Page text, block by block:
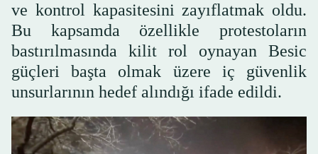
ve kontrol kapasitesini zayıflatmak oldu.
Bu kapsamda özellikle protestoların
bastırılmasında kilit rol oynayan Besic
güçleri başta olmak üzere iç güvenlik
unsurlarının hedef alındığı ifade edildi.